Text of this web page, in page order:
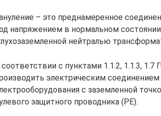
– это преднамеренное
напряжением в нормальном
нейтралью
соответствии с пунктами 1.1.2, 1.1.3,
электрическим соединением
с заземленной
защитного проводника (PE).